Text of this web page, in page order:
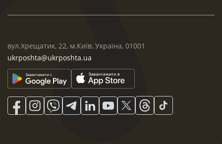
вул.Хрещатик, 22, м.Київ, Україна, 01001
ukrposhta@ukrposhta.ua